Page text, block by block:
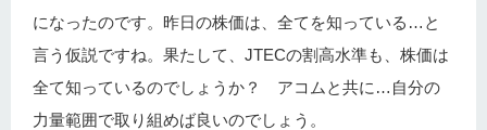
になったのです。昨日の株価は、全てを知っている…と
言う仮説ですね。果たして、JTECの割高水準も、株価は
全て知っているのでしょうか？ アコムと共に…自分の
力量範囲で取り組めば良いのでしょう。